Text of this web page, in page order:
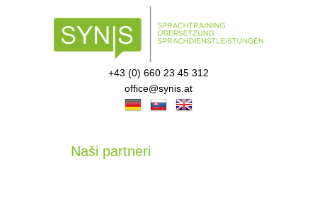
+43 (0) 660 23 45 312
office@synis.at
Naši partneri